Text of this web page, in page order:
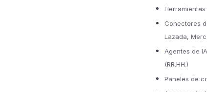
Conectores
Lazada,
Agentes de
(RR.HH.)
Paneles de